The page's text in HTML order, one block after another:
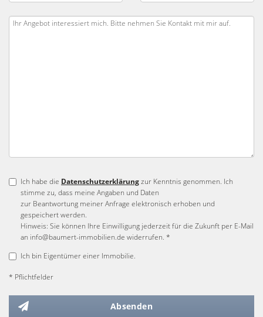
Ich habe die Datenschutzerklärungzur Kenntnis genommen. Ich
stimme zu, dass meine Angaben und Daten
zur Beantwortung meiner Anfrage elektronisch erhoben und
gespeichert werden.
Hinweis: Sie können Ihre Einwilligung jederzeit für die Zukunft per E-Mail
an info@baumert-immobilien.de widerrufen. *
Ich bin Eigentümer einer Immobilie.
* Pflichtfelder
Absenden